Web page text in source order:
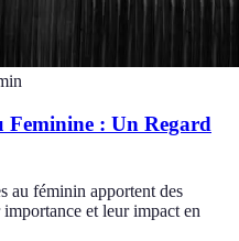
Feminine : Un Regard
au féminin apportent des
et leur impact en